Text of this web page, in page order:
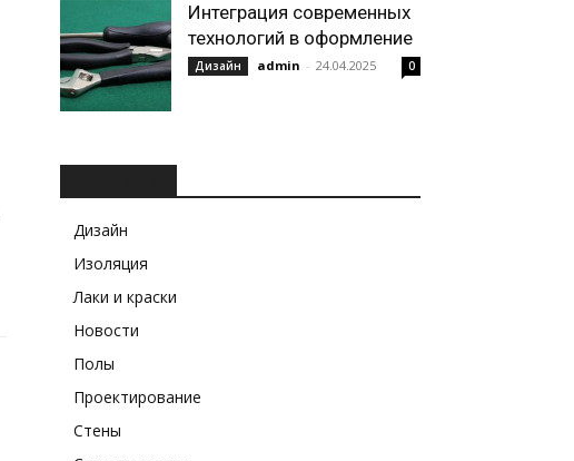
Интеграция современных
технологий в оформление
Дизайн admin - 24.04.2025 0
Дизайн
Изоляция
Лаки и краски
Новости
Полы
Проектирование
Стены